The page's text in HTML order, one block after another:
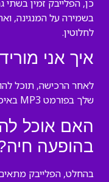
כן, הפלייבק זמין
בשמירה על המנגינה,
לחלוטין.
איך אני
לאחר הרכישה, תוכל
שלך בפורמט MP3 באיכות גבוהה.
האם אוכל
בהופעה
בהחלט, הפלייבק